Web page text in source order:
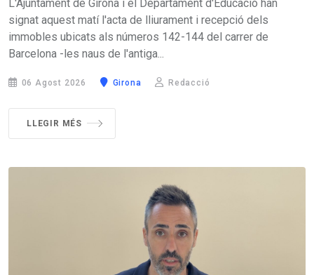
L'Ajuntament de Girona i el Departament d'Educació han
signat aquest matí l'acta de lliurament i recepció dels
immobles ubicats als números 142-144 del carrer de
Barcelona -les naus de l'antiga...
06 Agost 2026 Girona Redacció
LLEGIR MÉS